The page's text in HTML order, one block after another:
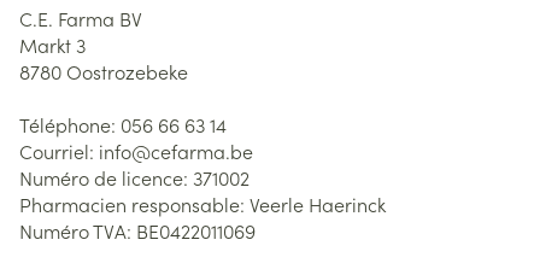
C.E. Farma BV
Markt 3
8780Oostrozebeke
Téléphone: 056 66 63 14
Courriel: info@cefarma.be
Numéro de licence: 371002
Pharmacien responsable: Veerle Haerinck
Numéro TVA: BE0422011069